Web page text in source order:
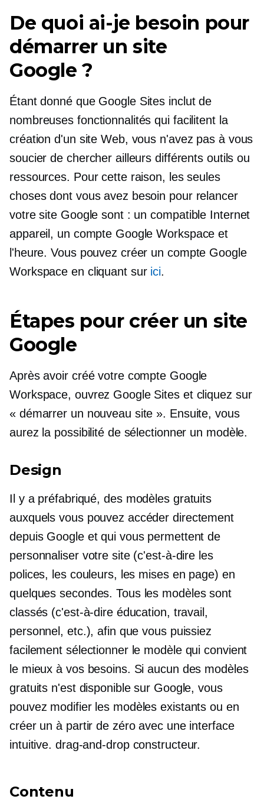
De quoi ai-je besoin pour
démarrer un site
Google ?
Étant donné que Google Sites inclut de
nombreuses fonctionnalités qui facilitent la
création d'un site Web, vous n'avez pas à vous
soucier de chercher ailleurs différents outils ou
ressources. Pour cette raison, les seules
choses dont vous avez besoin pour relancer
votre site Google sont : uncompatible Internet
appareil, un compte Google Workspace et
l'heure. Vous pouvez créer un compte Google
Workspace en cliquant sur ici.
Étapes pour créer un site
Google
Après avoir créé votre compte Google
Workspace, ouvrez Google Sites et cliquez sur
« démarrer un nouveau site ». Ensuite, vous
aurez la possibilité de sélectionner un modèle.
Design
Il y a préfabriqué, des modèles gratuits
auxquels vous pouvez accéder directement
depuis Google et qui vous permettent de
personnaliser votre site (c'est-à-dire les
polices, les couleurs, les mises en page) en
quelques secondes. Tous les modèles sont
classés (c'est-à-dire éducation, travail,
personnel, etc.), afin que vous puissiez
facilement sélectionner le modèle qui convient
le mieux à vos besoins. Si aucun des modèles
gratuits n'est disponible sur Google, vous
pouvez modifier les modèles existants ou en
créer un à partir de zéro avec une interface
intuitive. drag-and-dropconstructeur.
Contenu